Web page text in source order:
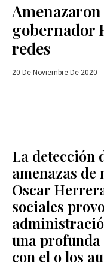
gobernador
redes
20 De Noviembre De 2020
La detección
amenazas
Oscar
sociales
una
con el o los